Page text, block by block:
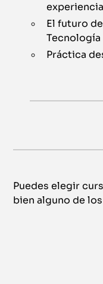
El futuro
Tecnología
Práctica
Puedes elegir
bien alguno de